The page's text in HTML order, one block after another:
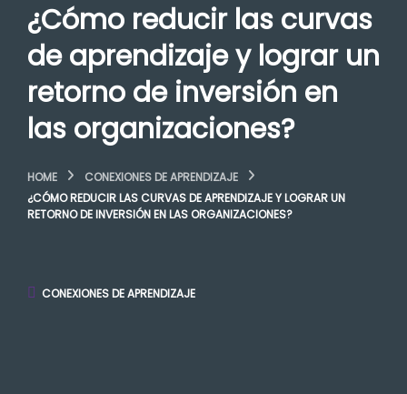
¿Cómo reducir las curvas
de aprendizaje y lograr un
retorno de inversión en
las organizaciones?
HOME
CONEXIONES DE APRENDIZAJE
¿CÓMO REDUCIR LAS CURVAS DE APRENDIZAJE Y LOGRAR UN
RETORNO DE INVERSIÓN EN LAS ORGANIZACIONES?
CONEXIONES DE APRENDIZAJE